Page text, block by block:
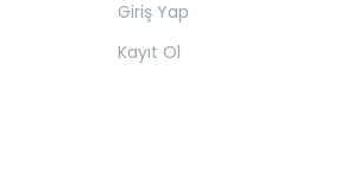
Giriş Yap
Kayıt Ol